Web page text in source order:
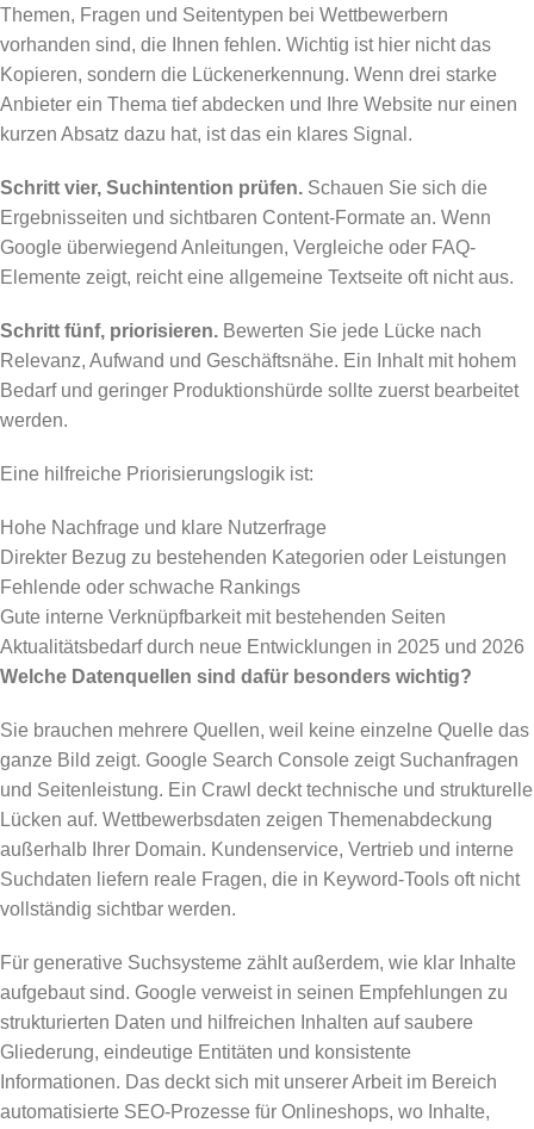
Themen, Fragen und Seitentypen bei Wettbewerbern
vorhanden sind, die Ihnen fehlen. Wichtig ist hier nicht das
Kopieren, sondern die Lückenerkennung. Wenn drei starke
Anbieter ein Thema tief abdecken und Ihre Website nur einen
kurzen Absatz dazu hat, ist das ein klares Signal.
Schritt vier, Suchintention prüfen. Schauen Sie sich die
Ergebnisseiten und sichtbaren Content-Formate an. Wenn
Google überwiegend Anleitungen, Vergleiche oder FAQ-
Elemente zeigt, reicht eine allgemeine Textseite oft nicht aus.
Schritt fünf, priorisieren. Bewerten Sie jede Lücke nach
Relevanz, Aufwand und Geschäftsnähe. Ein Inhalt mit hohem
Bedarf und geringer Produktionshürde sollte zuerst bearbeitet
werden.
Eine hilfreiche Priorisierungslogik ist:
Hohe Nachfrage und klare Nutzerfrage
Direkter Bezug zu bestehenden Kategorien oder Leistungen
Fehlende oder schwache Rankings
Gute interne Verknüpfbarkeit mit bestehenden Seiten
Aktualitätsbedarf durch neue Entwicklungen in 2025 und 2026
Welche Datenquellen sind dafür besonders wichtig?
Sie brauchen mehrere Quellen, weil keine einzelne Quelle das
ganze Bild zeigt. Google Search Console zeigt Suchanfragen
und Seitenleistung. Ein Crawl deckt technische und strukturelle
Lücken auf. Wettbewerbsdaten zeigen Themenabdeckung
außerhalb Ihrer Domain. Kundenservice, Vertrieb und interne
Suchdaten liefern reale Fragen, die in Keyword-Tools oft nicht
vollständig sichtbar werden.
Für generative Suchsysteme zählt außerdem, wie klar Inhalte
aufgebaut sind. Google verweist in seinen Empfehlungen zu
strukturierten Daten und hilfreichen Inhalten auf saubere
Gliederung, eindeutige Entitäten und konsistente
Informationen. Das deckt sich mit unserer Arbeit im Bereich
automatisierte SEO-Prozesse für Onlineshops, wo Inhalte,